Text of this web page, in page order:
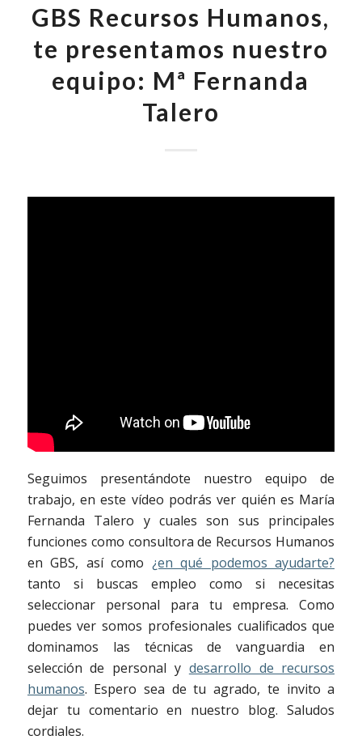
GBS Recursos Humanos,
te presentamos nuestro
equipo: Mª Fernanda
Talero
Seguimos presentándote nuestro equipo de
trabajo, en este vídeo podrás ver quién es María
Fernanda Talero y cuales son sus principales
funciones como consultora de Recursos Humanos
en GBS, así como ¿en qué podemos ayudarte?
tanto si buscas empleo como si necesitas
seleccionar personal para tu empresa. Como
puedes ver somos profesionales cualificados que
dominamos las técnicas de vanguardia en
selección de personal y desarrollo de recursos
humanos. Espero sea de tu agrado, te invito a
dejar tu comentario en nuestro blog. Saludos
cordiales.